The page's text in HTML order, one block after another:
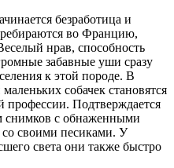
безработица и
во Францию,
нрав, способность
забавные уши сразу
к этой породе. В
собачек становятся
профессии. Подтверждается
снимков с обнаженными
со своими песиками. У
света они также быстро